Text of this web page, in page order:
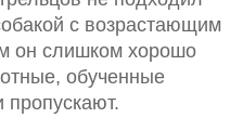
с возрастающим
он слишком хорошо
обученные
пропускают.